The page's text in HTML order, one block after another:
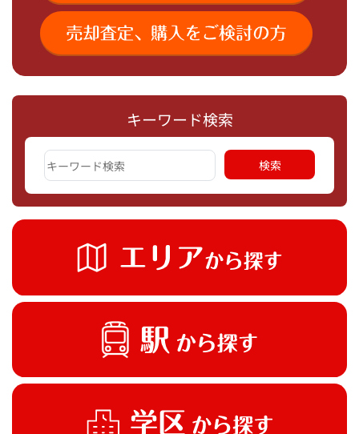
キーワード検索